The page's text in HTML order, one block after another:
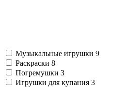
Музыкальные игрушки 9
Раскраски 8
Погремушки 3
Игрушки для купания 3